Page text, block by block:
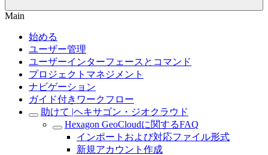
Main
始める
ユーザー管理
ユーザーインターフェースとコマンド
プロジェクトマネジメント
ナビゲーション
ガイド付きワークフロー
助けて |ヘキサゴン・ジオクラウド
Hexagon GeoCloudに関するFAQ
インポートおよび対応ファイル形式
新規アカウント作成